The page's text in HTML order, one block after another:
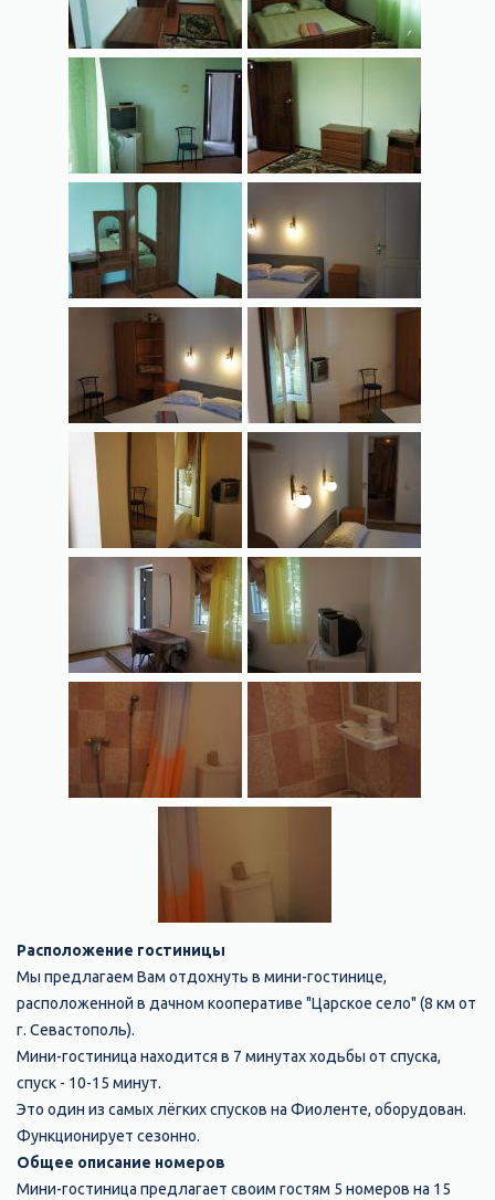
Расположение гостиницы
Мы предлагаем Вам отдохнуть в мини-гостинице,
расположенной в дачном кооперативе "Царское село" (8 км от
г. Севастополь).
Мини-гостиница находится в 7 минутах ходьбы от спуска,
спуск - 10-15 минут.
Это один из самых лёгких спусков на Фиоленте, оборудован.
Функционирует сезонно.
Общее описание номеров
Мини-гостиница предлагает своим гостям 5 номеров на 15